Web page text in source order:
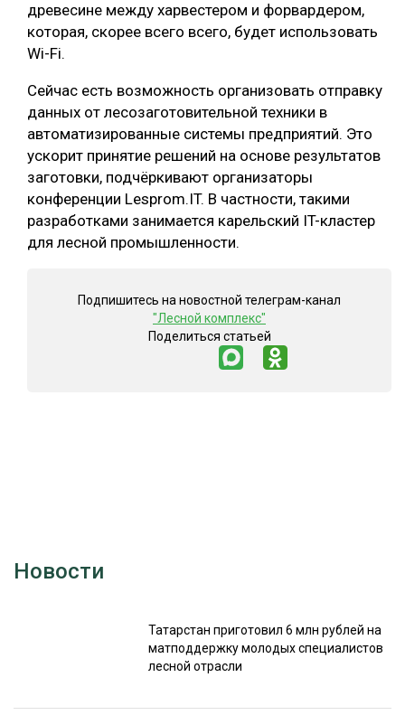
древесине между харвестером и форвардером,
которая, скорее всего всего, будет использовать
Wi-Fi.
Сейчас есть возможность организовать отправку
данных от лесозаготовительной техники в
автоматизированные системы предприятий. Это
ускорит принятие решений на основе результатов
заготовки, подчёркивают организаторы
конференции Lesprom.IT. В частности, такими
разработками занимается карельский IT-кластер
для лесной промышленности.
Подпишитесь на новостной телеграм-канал
"Лесной комплекс"
Поделиться статьей
Новости
Татарстан приготовил 6 млн рублей на
матподдержку молодых специалистов
лесной отрасли